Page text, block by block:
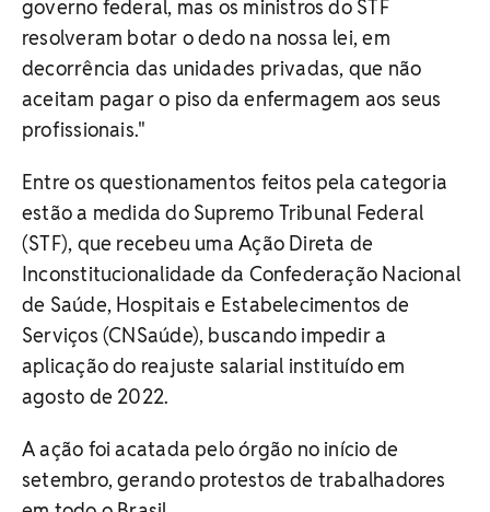
governo federal, mas os ministros do STF
resolveram botar o dedo na nossa lei, em
decorrência das unidades privadas, que não
aceitam pagar o piso da enfermagem aos seus
profissionais."
Entre os questionamentos feitos pela categoria
estão a medida do Supremo Tribunal Federal
(STF), que recebeu uma Ação Direta de
Inconstitucionalidade da Confederação Nacional
de Saúde, Hospitais e Estabelecimentos de
Serviços (CNSaúde), buscando impedir a
aplicação do reajuste salarial instituído em
agosto de 2022.
A ação foi acatada pelo órgão no início de
setembro, gerando protestos de trabalhadores